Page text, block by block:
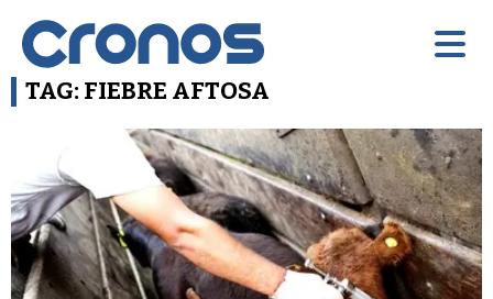
TAG: FIEBRE AFTOSA